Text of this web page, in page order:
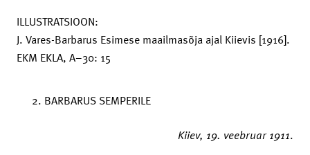
ILLUSTRATSIOON:
J. Vares-Barbarus Esimese maailmasõja ajal Kiievis [1916].
EKM EKLA, A–30: 15
BARBARUS SEMPERILE
Kiiev, 19. veebruar 1911.